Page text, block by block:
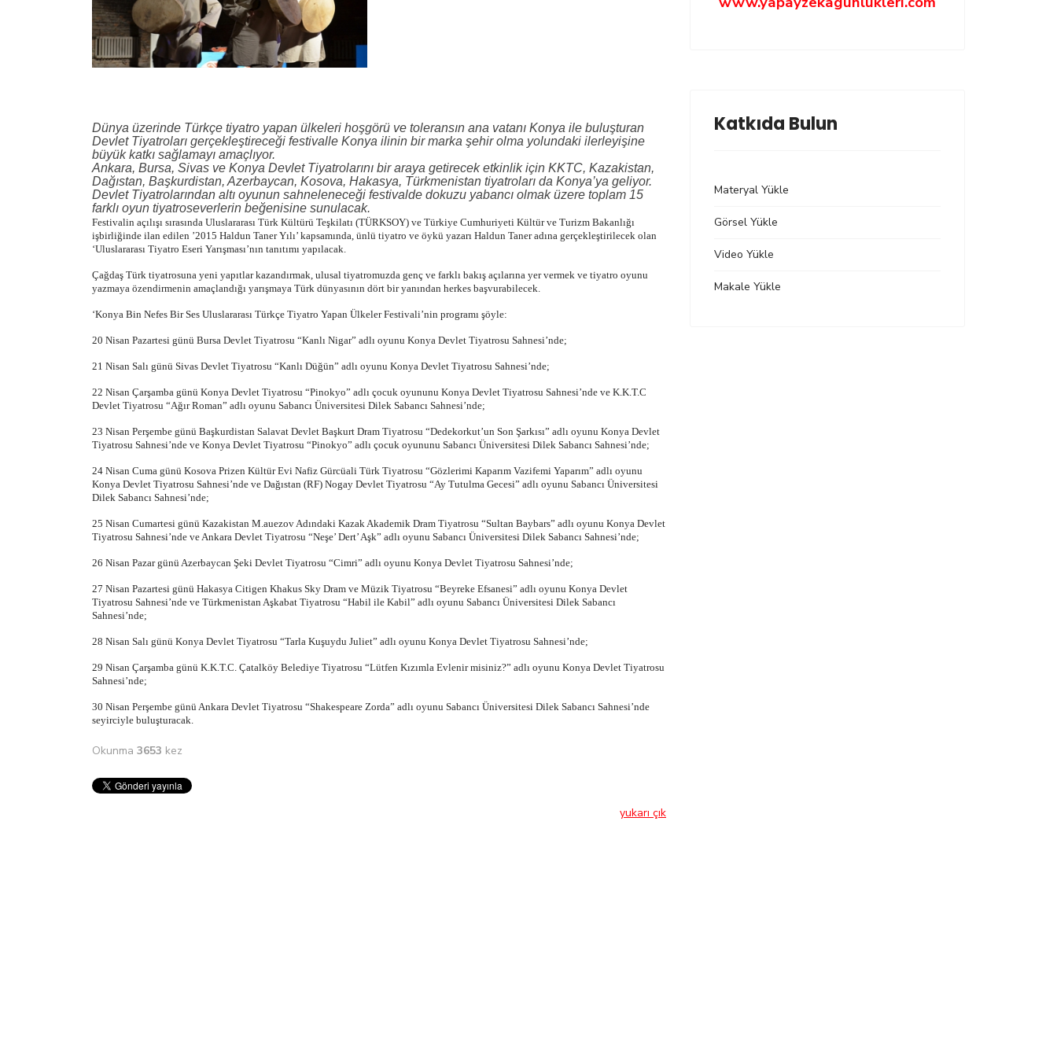
Dünya üzerinde Türkçe tiyatro yapan ülkeleri hoşgörü ve toleransın ana vatanı Konya ile buluşturan
Devlet Tiyatroları gerçekleştireceği festivalle Konya ilinin bir marka şehir olma yolundaki ilerleyişine
büyük katkı sağlamayı amaçlıyor.
Ankara, Bursa, Sivas ve Konya Devlet Tiyatrolarını bir araya getirecek etkinlik için KKTC, Kazakistan,
Dağıstan, Başkurdistan, Azerbaycan, Kosova, Hakasya, Türkmenistan tiyatroları da Konya’ya geliyor.
Devlet Tiyatrolarından altı oyunun sahneleneceği festivalde dokuzu yabancı olmak üzere toplam 15
farklı oyun tiyatroseverlerin beğenisine sunulacak.
Festivalin açılışı sırasında Uluslararası Türk Kültürü Teşkilatı (TÜRKSOY) ve Türkiye Cumhuriyeti Kültür ve Turizm Bakanlığı
işbirliğinde ilan edilen ’2015 Haldun Taner Yılı’ kapsamında, ünlü tiyatro ve öykü yazarı Haldun Taner adına gerçekleştirilecek olan
‘Uluslararası Tiyatro Eseri Yarışması’nın tanıtımı yapılacak.
Çağdaş Türk tiyatrosuna yeni yapıtlar kazandırmak, ulusal tiyatromuzda genç ve farklı bakış açılarına yer vermek ve tiyatro oyunu
yazmaya özendirmenin amaçlandığı yarışmaya Türk dünyasının dört bir yanından herkes başvurabilecek.
‘Konya Bin Nefes Bir Ses Uluslararası Türkçe Tiyatro Yapan Ülkeler Festivali’nin programı şöyle:
20 Nisan Pazartesi günü Bursa Devlet Tiyatrosu “Kanlı Nigar” adlı oyunu Konya Devlet Tiyatrosu Sahnesi’nde;
21 Nisan Salı günü Sivas Devlet Tiyatrosu “Kanlı Düğün” adlı oyunu Konya Devlet Tiyatrosu Sahnesi’nde;
22 Nisan Çarşamba günü Konya Devlet Tiyatrosu “Pinokyo” adlı çocuk oyununu Konya Devlet Tiyatrosu Sahnesi’nde ve K.K.T.C
Devlet Tiyatrosu “Ağır Roman” adlı oyunu Sabancı Üniversitesi Dilek Sabancı Sahnesi’nde;
23 Nisan Perşembe günü Başkurdistan Salavat Devlet Başkurt Dram Tiyatrosu “Dedekorkut’un Son Şarkısı” adlı oyunu Konya Devlet
Tiyatrosu Sahnesi’nde ve Konya Devlet Tiyatrosu “Pinokyo” adlı çocuk oyununu Sabancı Üniversitesi Dilek Sabancı Sahnesi’nde;
24 Nisan Cuma günü Kosova Prizen Kültür Evi Nafiz Gürcüali Türk Tiyatrosu “Gözlerimi Kaparım Vazifemi Yaparım” adlı oyunu
Konya Devlet Tiyatrosu Sahnesi’nde ve Dağıstan (RF) Nogay Devlet Tiyatrosu “Ay Tutulma Gecesi” adlı oyunu Sabancı Üniversitesi
Dilek Sabancı Sahnesi’nde;
25 Nisan Cumartesi günü Kazakistan M.auezov Adındaki Kazak Akademik Dram Tiyatrosu “Sultan Baybars” adlı oyunu Konya Devlet
Tiyatrosu Sahnesi’nde ve Ankara Devlet Tiyatrosu “Neşe’ Dert’ Aşk” adlı oyunu Sabancı Üniversitesi Dilek Sabancı Sahnesi’nde;
26 Nisan Pazar günü Azerbaycan Şeki Devlet Tiyatrosu “Cimri” adlı oyunu Konya Devlet Tiyatrosu Sahnesi’nde;
27 Nisan Pazartesi günü Hakasya Citigen Khakus Sky Dram ve Müzik Tiyatrosu “Beyreke Efsanesi” adlı oyunu Konya Devlet
Tiyatrosu Sahnesi’nde ve Türkmenistan Aşkabat Tiyatrosu “Habil ile Kabil” adlı oyunu Sabancı Üniversitesi Dilek Sabancı
Sahnesi’nde;
28 Nisan Salı günü Konya Devlet Tiyatrosu “Tarla Kuşuydu Juliet” adlı oyunu Konya Devlet Tiyatrosu Sahnesi’nde;
29 Nisan Çarşamba günü K.K.T.C. Çatalköy Belediye Tiyatrosu “Lütfen Kızımla Evlenir misiniz?” adlı oyunu Konya Devlet Tiyatrosu
Sahnesi’nde;
30 Nisan Perşembe günü Ankara Devlet Tiyatrosu “Shakespeare Zorda” adlı oyunu Sabancı Üniversitesi Dilek Sabancı Sahnesi’nde
seyirciyle buluşturacak.
Okunma 3653 kez
yukarı çık
Katkıda Bulun
Materyal Yükle
Görsel Yükle
Video Yükle
Makale Yükle